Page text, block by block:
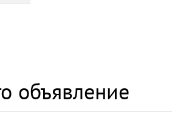
объявление